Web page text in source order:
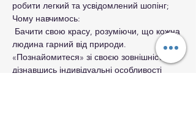
робити легкий та усвідомлений шопінг;
Чому навчимось:
людина гарний від природи.
«Познайомитеся» зі своєю зовнішністю,
дізнавшись індивідуальні особливості